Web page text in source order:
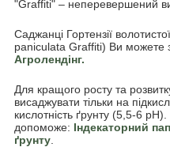
"Graffiti" – неперевершений
Саджанці Гортензії
paniculata Graffiti) Ви можете
Агролендінг.
Для кращого росту та
висаджувати тільки на
кислотність ґрунту (5,5-6 pH).
допоможе: Індекаторний
ґрунту